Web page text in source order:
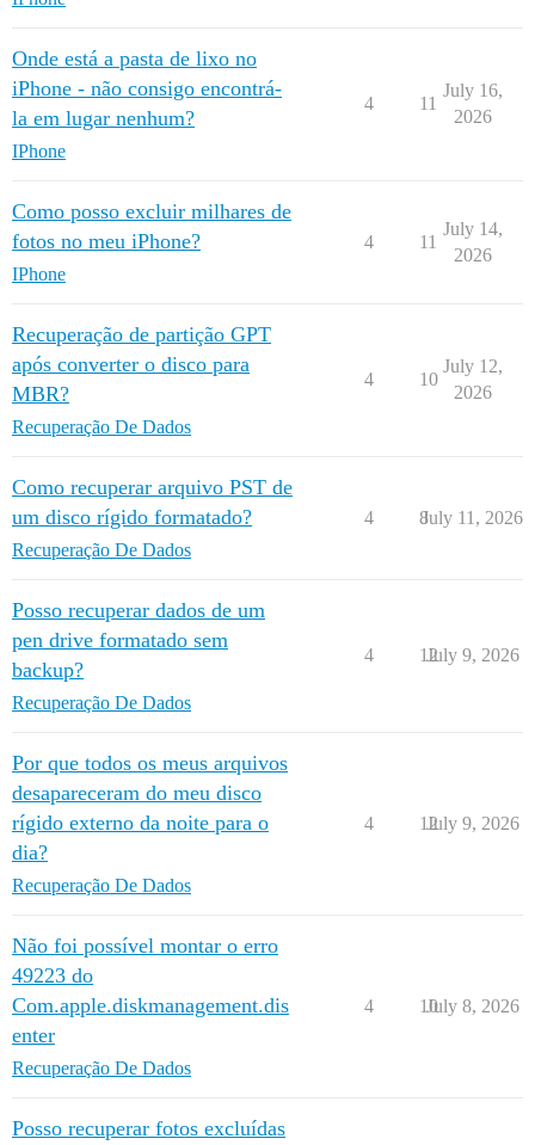
Onde está a pasta de lixo no
iPhone - não consigo encontrá-
la em lugar nenhum?
IPhone
4 11
July 16,
2026
Como posso excluir milhares de
fotos no meu iPhone?
IPhone
4 11
July 14,
2026
Recuperação de partição GPT
após converter o disco para
MBR?
Recuperação De Dados
4 10
July 12,
2026
Como recuperar arquivo PST de
um disco rígido formatado?
Recuperação De Dados
4 8July 11, 2026
Posso recuperar dados de um
pen drive formatado sem
backup?
Recuperação De Dados
4 12July 9, 2026
Por que todos os meus arquivos
desapareceram do meu disco
rígido externo da noite para o
dia?
Recuperação De Dados
4 12July 9, 2026
Não foi possível montar o erro
49223 do
Com.apple.diskmanagement.dis
enter
Recuperação De Dados
4 10
July 8, 2026
Posso recuperar fotos excluídas